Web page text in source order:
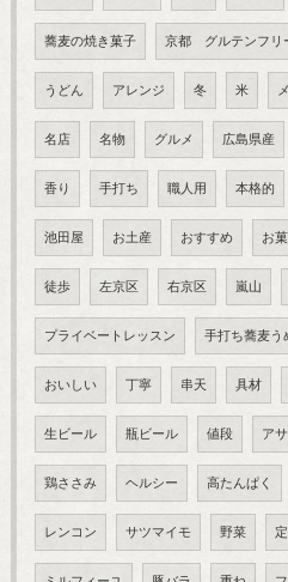
蕎麦の焼き菓子 京都 グルテンフリ
うどん アレンジ 冬 米
名店 名物 グルメ 広島県産
香り 手打ち 職人用 本格的
池田屋 お土産 おすすめ お
徒歩 左京区 右京区 嵐山
プライベートレッスン 手打ち蕎麦う
おいしい 丁寧 串天 具材
生ビール 瓶ビール 値段 ア
鶏ささみ ヘルシー 高たんぱく
レンコン サツマイモ 野菜